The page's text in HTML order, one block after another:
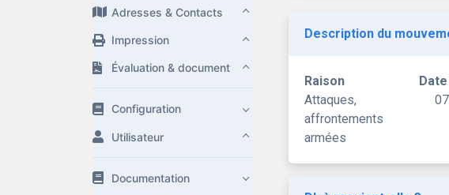
Adresses & Contacts
Impression
Évaluation & document
Configuration
Utilisateur
Documentation
Description du
Raison
Attaques,
affrontements
armées